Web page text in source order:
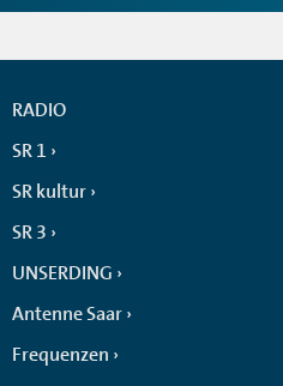
RADIO
SR 1
SR kultur
SR 3
UNSERDING
Antenne Saar
Frequenzen